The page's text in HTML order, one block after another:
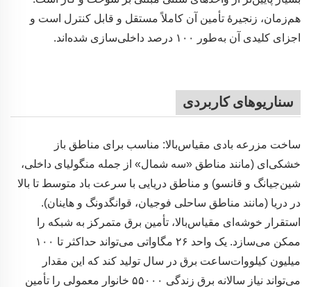
هم‌زمان، زنجیرهٔ تأمین آن کاملاً مستقل و قابل کنترل است و
اجزای کلیدی آن به‌طور ۱۰۰ درصد داخلی‌سازی شده‌اند.
سناریوهای کاربردی
ساخت مزرعه بادی مقیاس‌بالا: مناسب برای مناطق باز
خشکی‌ای (مانند مناطق «سه شمال» از جمله منگولیای داخلی،
شین‌جیانگ و قانسو) و مناطق دریایی با سرعت باد متوسط تا بالا
در دریا (مانند مناطق ساحلی فوجیان، قوانگدونگ و هاینان).
استقرار خوشه‌ای مقیاس‌بالا، تأمین برق متمرکز به شبکه را
ممکن می‌سازد. یک واحد ۲۶ مگاواتی می‌تواند حداکثر تا ۱۰۰
میلیون کیلووات‌ساعت برق در سال تولید کند که این مقدار
می‌تواند نیاز سالانه برق زندگی ۵۵۰۰۰ خانوار معمولی را تأمین